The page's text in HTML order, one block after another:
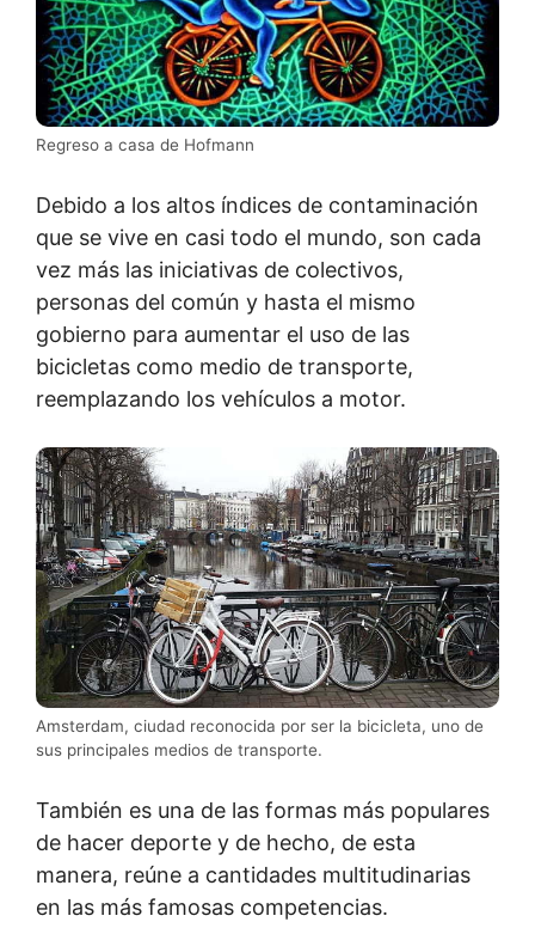
Regreso a casa de Hofmann
Debido a los altos índices de contaminación
que se vive en casi todo el mundo, son cada
vez más las iniciativas de colectivos,
personas del común y hasta el mismo
gobierno para aumentar el uso de las
bicicletas como medio de transporte,
reemplazando los vehículos a motor.
Amsterdam, ciudad reconocida por ser la bicicleta, uno de
sus principales medios de transporte.
También es una de las formas más populares
de hacer deporte y de hecho, de esta
manera, reúne a cantidades multitudinarias
en las más famosas competencias.